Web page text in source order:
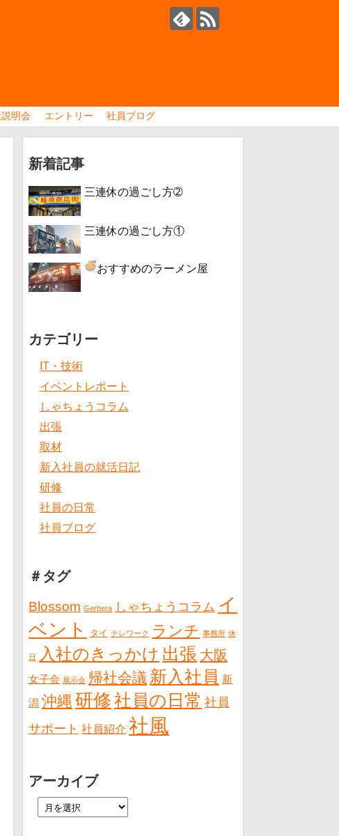
明会 エントリー 社員ブログ
新着記事
三連休の過ごし方➁
三連休の過ごし方①
おすすめのラーメン屋
カテゴリー
IT・技術
イベントレポート
しゃちょうコラム
出張
取材
新入社員の就活日記
研修
社員の日常
社員ブログ
＃タグ
Blossom Gerbera しゃちょうコラム イ
ベント
タイ テレワーク ランチ 事務所 休
日 入社のきっかけ 出張 大阪
女子会 展示会 帰社会議 新入社員 新
潟 沖縄 研修社員の日常 社員
サポート 社員紹介 社風
アーカイブ